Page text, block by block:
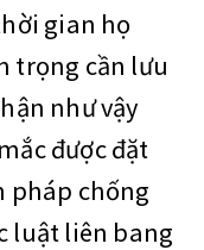
gian họ
trọng cần lưu
như vậy
được đặt
pháp chống
luật liên bang